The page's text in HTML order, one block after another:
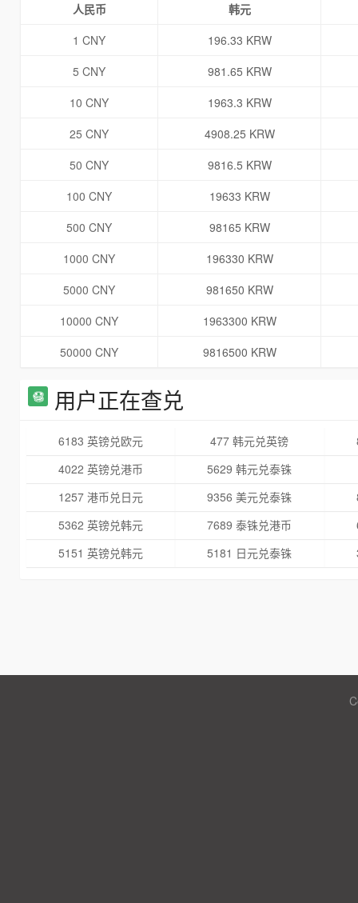
人民币
韩元
1 CNY
196.33 KRW
5 CNY
981.65 KRW
10 CNY
1963.3 KRW
25 CNY
4908.25 KRW
50 CNY
9816.5 KRW
100 CNY
19633 KRW
500 CNY
98165 KRW
1000 CNY
196330 KRW
5000 CNY
981650 KRW
10000 CNY
1963300 KRW
50000 CNY
9816500 KRW
用户正在查兑
6183 英镑兑欧元 477 韩元兑英镑
4022 英镑兑港币
5629 韩元兑泰铢
1257 港币兑日元
9356 美元兑泰铢
5362 英镑兑韩元
7689 泰铢兑港币
5151 英镑兑韩元
5181 日元兑泰铢